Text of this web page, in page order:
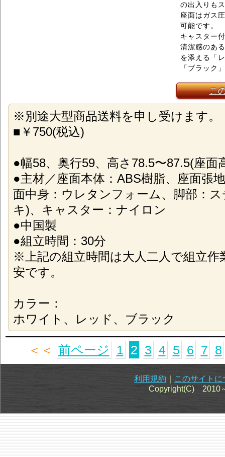
の出入りも
座面はガス
可能です。
キャスター
清潔感のあ
を添える「
「ブラック
こ
※別途大型商品送料を申し受けます。
■￥750(税込)
●幅58、奥行59、高さ78.5〜87.5(座面
●主材／座面本体：ABS樹脂、座面張
面中身：ウレタンフォーム、脚部：
キ)、キャスター：ナイロン
●中国製
●組立時間：30分
※上記の組立時間は大人二人で組立作
安です。
カラー：
ホワイト、レッド、ブラック
＜＜ 前ページ 1 2 3 4 5 6 7 8
利用規約
このサイトに
Copyright(C) 2010